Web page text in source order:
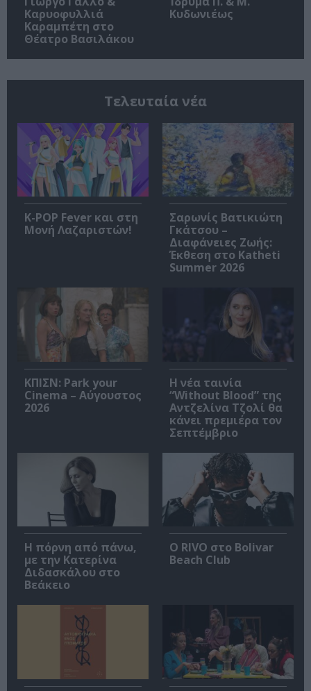
Καρυοφυλλιά
Καραμπέτη στο
Θέατρο Βασιλάκου
Κυδωνιέως
Τελευταία νέα
K-POP Fever και στη
Μονή Λαζαριστών!
Σαρωνίς Βατικιώτη
Γκάτσου –
Διαφάνειες Ζωής:
Έκθεση στο Katheti
Summer 2026
ΚΠΙΣΝ: Park your
Cinema – Αύγουστος
2026
Η νέα ταινία
“Without Blood” της
Αντζελίνα Τζολί θα
κάνει πρεμιέρα τον
Σεπτέμβριο
Η πόρνη από πάνω,
με την Κατερίνα
Διδασκάλου στο
Βεάκειο
Ο RIVO στο Bolivar
Beach Club